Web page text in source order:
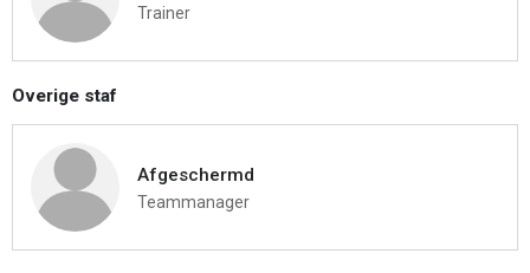
Trainer
Overige staf
Afgeschermd
Teammanager